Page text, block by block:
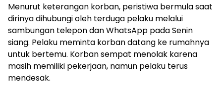
Menurut keterangan korban, peristiwa bermula saat
dirinya dihubungi oleh terduga pelaku melalui
sambungan telepon dan WhatsApp pada Senin
siang. Pelaku meminta korban datang ke rumahnya
untuk bertemu. Korban sempat menolak karena
masih memiliki pekerjaan, namun pelaku terus
mendesak.